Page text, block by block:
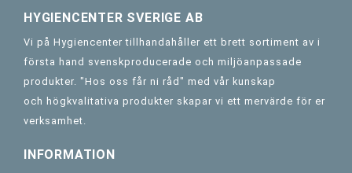
HYGIENCENTER SVERIGE AB
Vi på Hygiencenter tillhandahåller ett brett sortiment av i
första hand svenskproducerade och miljöanpassade
produkter. "Hos oss får ni råd" med vår kunskap
och högkvalitativa produkter skapar vi ett mervärde för er
verksamhet.
INFORMATION